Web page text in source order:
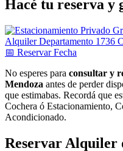
Hacé tu reserva y
📅 ReservarFecha
No esperes para consultar y
Mendoza antes de perder
que estimabas. Recordá que
Cochera ó Estacionamiento,
Acondicionado.
Reservar Alquiler